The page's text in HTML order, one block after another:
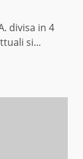
divisa in 4
si...